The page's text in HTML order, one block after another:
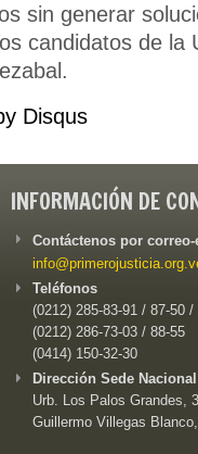
sin generar
candidatos de la
Disqus
INFORMACIÓN DE
Contáctenos por
Teléfonos
(0212) 285-83-91 / 87-50 /
(0212) 286-73-03 / 88-55
(0414) 150-32-30
Dirección Sede
Urb. Los Palos Grandes,
Guillermo Villegas